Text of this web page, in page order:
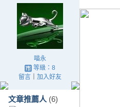
喵永
等級：8
留言｜ 加入好友
文章推薦人 (6)